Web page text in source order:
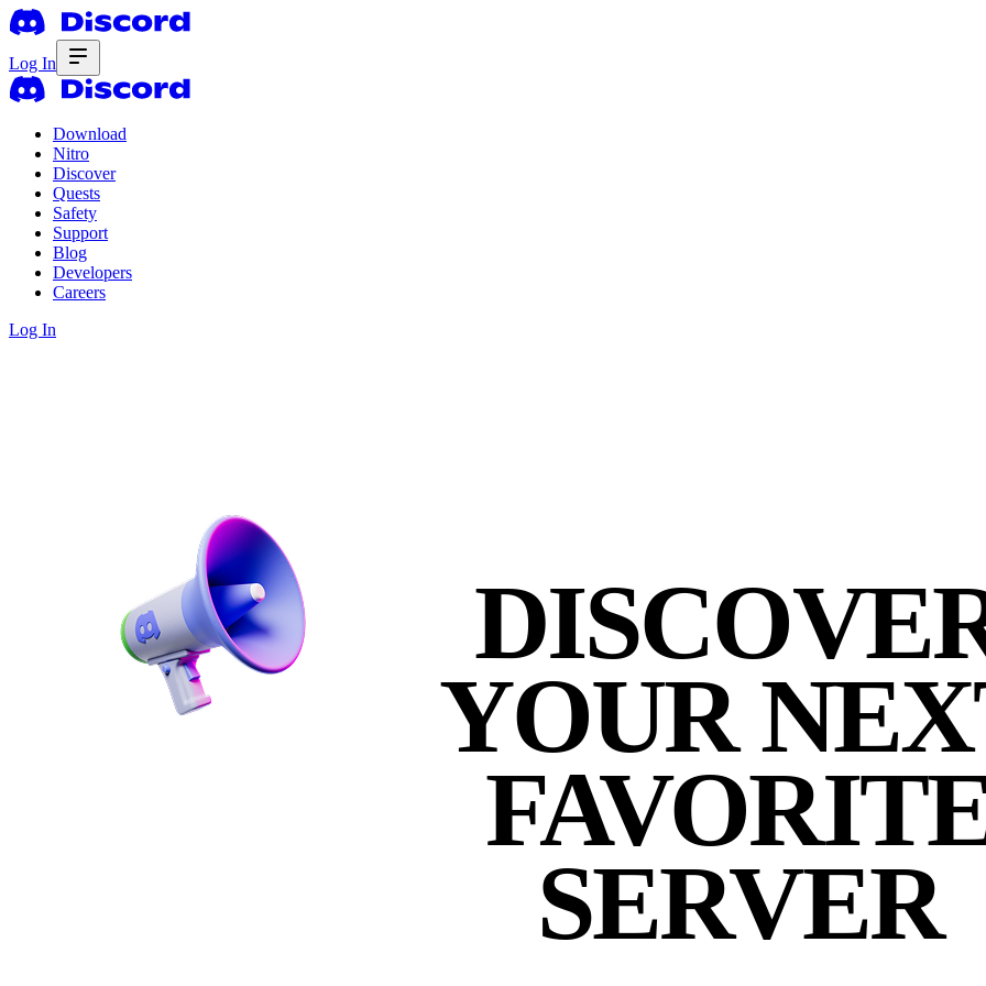
Log In
Download
Nitro
Discover
Quests
Safety
Support
Blog
Developers
Careers
Log In
YOUR
SERVER